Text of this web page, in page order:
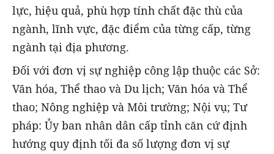
lực, hiệu quả, phù hợp tính chất đặc thù của
ngành, lĩnh vực, đặc điểm của từng cấp, từng
ngành tại địa phương.
Đối với đơn vị sự nghiệp công lập thuộc các Sở:
Văn hóa, Thể thao và Du lịch; Văn hóa và Thể
thao; Nông nghiệp và Môi trường; Nội vụ; Tư
pháp: Ủy ban nhân dân cấp tỉnh căn cứ định
hướng quy định tối đa số lượng đơn vị sự